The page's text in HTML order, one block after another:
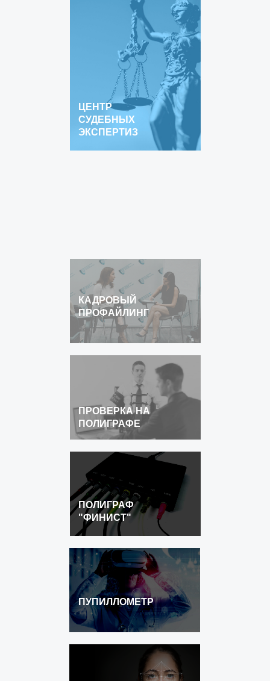
ЦЕНТР
СУДЕБНЫХ
ЭКСПЕРТИЗ
ПРОВЕРКА НА
ПОЛИГРАФЕ
ПОЛИГРАФ
"ФИНИСТ"
КАДРОВЫЙ
ПРОФАЙЛИНГ
ПУПИЛЛОМЕТР